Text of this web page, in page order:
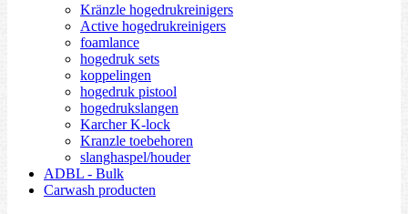
Kränzle hogedrukreinigers
Active hogedrukreinigers
foamlance
hogedruk sets
koppelingen
hogedruk pistool
hogedrukslangen
Karcher K-lock
Kranzle toebehoren
slanghaspel/houder
ADBL - Bulk
Carwash producten